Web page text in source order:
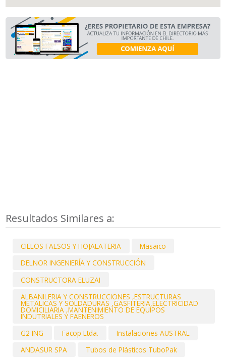
Resultados Similares a:
CIELOS FALSOS Y HOJALATERIA
Masaico
DELNOR INGENIERÍA Y CONSTRUCCIÓN
CONSTRUCTORA ELUZAI
ALBAÑILERIA Y CONSTRUCCIONES ,ESTRUCTURAS
METALICAS Y SOLDADURAS ,GASFITERIA,ELECTRICIDAD
DOMICILIARIA ,MANTENIMIENTO DE EQUIPOS
INDUTRIALES Y FAENEROS
G2 ING
Facop Ltda.
Instalaciones AUSTRAL
ANDASUR SPA
Tubos de Plásticos TuboPak